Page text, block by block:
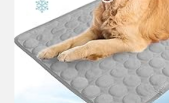
90CM
KÜHLDECKE
HUNDE,
GEL,
COOLING…